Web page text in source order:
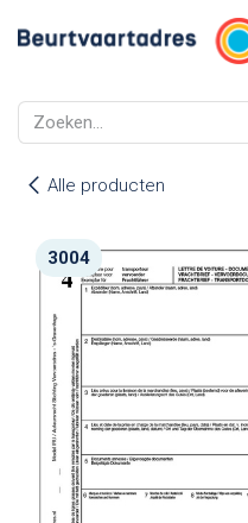
Alle producten
3004